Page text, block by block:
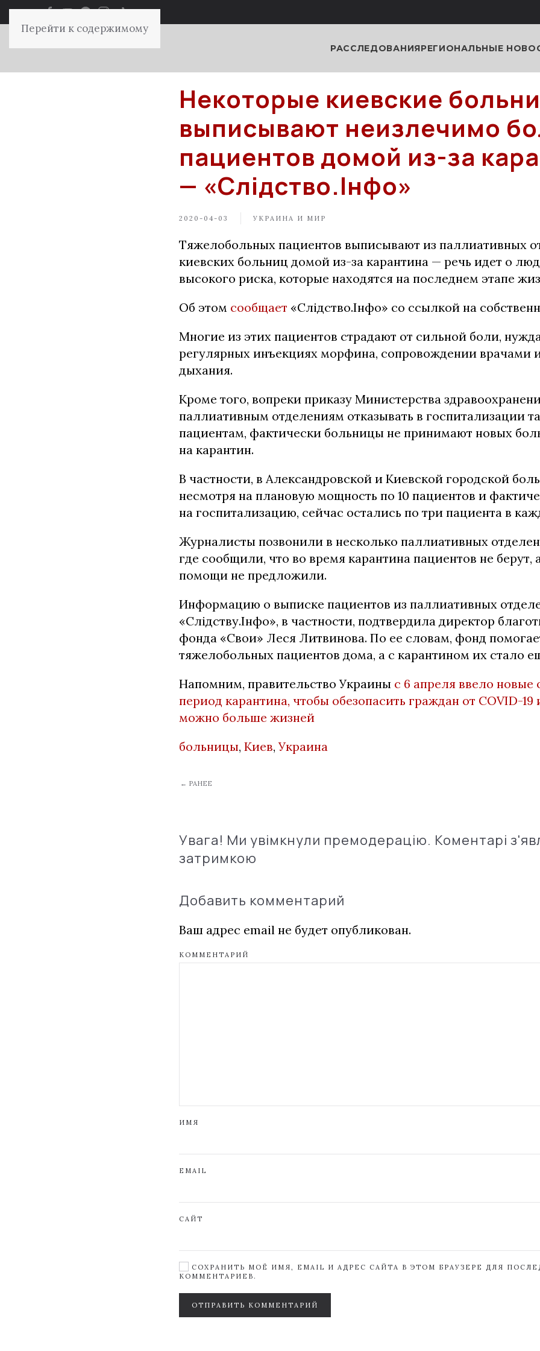
Перейти к содержимому
РАССЛЕДОВАНИЯРЕГИОНАЛЬНЫЕ
Некоторые киевские
выписывают неизлечимо
пациентов домой из-за
— «Слідство.Інфо»
2020-04-03 УКРАИНА И МИР
Тяжелобольных пациентов выписывают из паллиативных
киевских больниц домой из-за карантина — речь идет о
высокого риска, которые находятся на последнем этапе
Об этом сообщает «Слідство.Інфо» со ссылкой на
Многие из этих пациентов страдают от сильной боли,
регулярных инъекциях морфина, сопровождении врачами
дыхания.
Кроме того, вопреки приказу Министерства
паллиативным отделениям отказывать в госпитализации
пациентам, фактически больницы не принимают новых
на карантин.
В частности, в Александровской и Киевской городской
несмотря на плановую мощность по 10 пациентов и
на госпитализацию, сейчас остались по три пациента в
Журналисты позвонили в несколько паллиативных
где сообщили, что во время карантина пациентов не берут,
помощи не предложили.
Информацию о выписке пациентов из паллиативных
«Слідству.Інфо», в частности, подтвердила директор
фонда «Свои» Леся Литвинова. По ее словам, фонд
тяжелобольных пациентов дома, а с карантином их стало
Напомним, правительство Украины с 6 апреля ввело новые
период карантина, чтобы обезопасить граждан от COVID-19
можно больше жизней
больницы, Киев,Украина
← РАНЕЕ
Увага! Ми увімкнули премодерацію. Коментарі
затримкою
Добавить комментарий
Ваш адрес email не будет опубликован.
КОММЕНТАРИЙ
ИМЯ
EMAIL
САЙТ
СОХРАНИТЬ МОЁ ИМЯ, EMAIL И АДРЕС САЙТА В ЭТОМ БРАУЗЕРЕ ДЛЯ
КОММЕНТАРИЕВ.
ОТПРАВИТЬ КОММЕНТАРИЙ